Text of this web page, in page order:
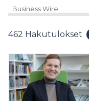
Business Wire
462 Hakutulokset